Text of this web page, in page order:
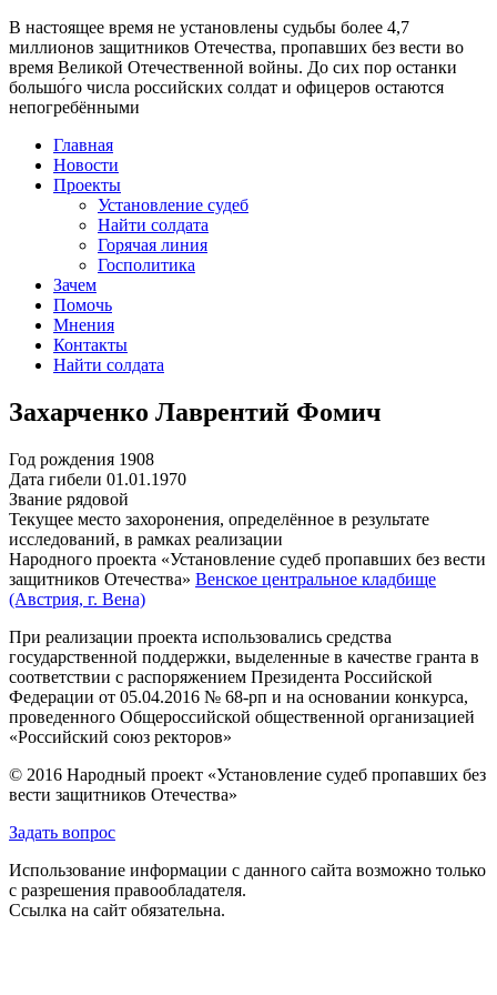
В настоящее время не установлены судьбы более 4,7
миллионов защитников Отечества, пропавших без вести во
время Великой Отечественной войны. До сих пор останки
большо́го числа российских солдат и офицеров остаются
непогребёнными
Главная
Новости
Проекты
Установление судеб
Найти солдата
Горячая линия
Госполитика
Зачем
Помочь
Мнения
Контакты
Найти солдата
Захарченко Лаврентий Фомич
Год рождения 1908
Дата гибели 01.01.1970
Звание рядовой
Текущее место захоронения, определённое в результате
исследований, в рамках реализации
Народного проекта «Установление судеб пропавших без вести
защитников Отечества» Венское центральное кладбище
(Австрия, г. Вена)
При реализации проекта использовались средства
государственной поддержки, выделенные в качестве гранта в
соответствии с распоряжением Президента Российской
Федерации от 05.04.2016 № 68-рп и на основании конкурса,
проведенного Общероссийской общественной организацией
«Российский союз ректоров»
© 2016 Народный проект «Установление судеб пропавших без
вести защитников Отечества»
Задать вопрос
Использование информации с данного сайта возможно только
с разрешения правообладателя.
Ссылка на сайт обязательна.